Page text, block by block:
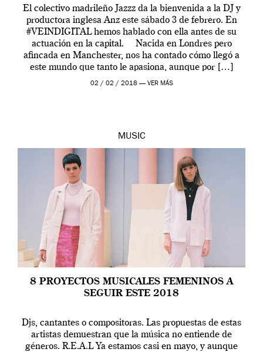
El colectivo madrileño Jazzz da la bienvenida a la DJ y
productora inglesa Anz este sábado 3 de febrero. En
#VEINDIGITAL hemos hablado con ella antes de su
actuación en la capital. Nacida en Londres pero
afincada en Manchester, nos ha contado cómo llegó a
este mundo que tanto le apasiona, aunque por […]
02 / 02 / 2018 — VER MÁS
MUSIC
8 PROYECTOS MUSICALES FEMENINOS A
SEGUIR ESTE 2018
Djs, cantantes o compositoras. Las propuestas de estas
artistas demuestran que la música no entiende de
géneros. R.E.A.L Ya estamos casi en mayo, y aunque